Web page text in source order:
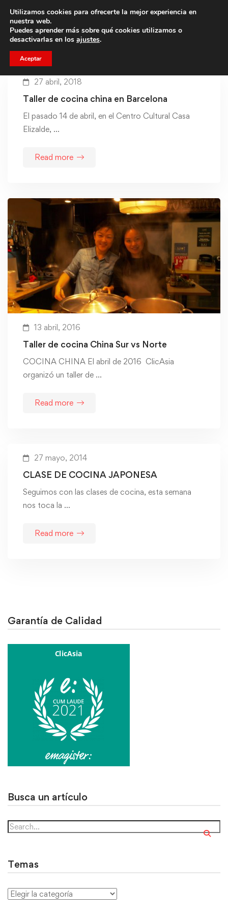
Trae a un amigo y llevaos un total de 75€ de descuento.
27 abril, 2018
Taller de cocina china en Barcelona
El pasado 14 de abril, en el Centro Cultural Casa
Elizalde, …
Read more
13 abril, 2016
Taller de cocina China Sur vs Norte
COCINA CHINA El abril de 2016 ClicAsia
organizó un taller de …
Read more
27 mayo, 2014
CLASE DE COCINA JAPONESA
Seguimos con las clases de cocina, esta semana
nos toca la …
Read more
Garantía de Calidad
Busca un artículo
Temas
Utilizamos cookies para ofrecerte la mejor experiencia en
nuestra web.
Puedes aprender más sobre qué cookies utilizamos o
desactivarlas en los ajustes.
Aceptar